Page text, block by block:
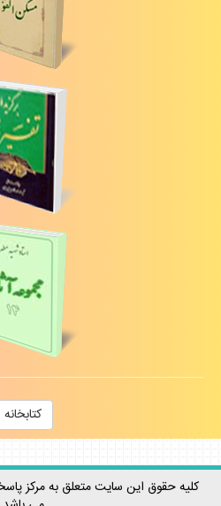
كتابخانه
كليه حقوق اين سايت متعلق به مركز